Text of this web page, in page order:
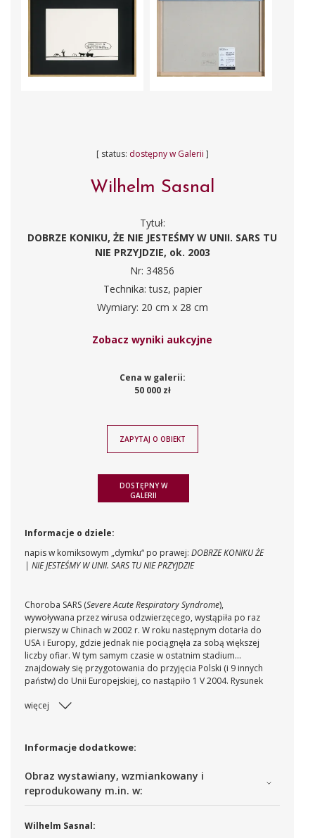
[ status: dostępny w Galerii ]
Wilhelm Sasnal
Tytuł:
DOBRZE KONIKU, ŻE NIE JESTEŚMY W UNII. SARS TU
NIE PRZYJDZIE, ok. 2003
Nr: 34856
Technika: tusz, papier
Wymiary: 20 cm x 28 cm
Zobacz wyniki aukcyjne
Cena w galerii:
50 000 zł
ZAPYTAJ O OBIEKT
DOSTĘPNY W
GALERII
Informacje o dziele:
napis w komiksowym „dymku“ po prawej: DOBRZE KONIKU ŻE
| NIE JESTEŚMY W UNII. SARS TU NIE PRZYJDZIE
Choroba SARS (Severe Acute Respiratory Syndrome),
wywoływana przez wirusa odzwierzęcego, wystąpiła po raz
pierwszy w Chinach w 2002 r. W roku następnym dotarła do
USA i Europy, gdzie jednak nie pociągnęła za sobą większej
liczby ofiar. W tym samym czasie w ostatnim stadium
znajdowały się przygotowania do przyjęcia Polski (i 9 innych
państw) do Unii Europejskiej, co nastąpiło 1 V 2004. Rysunek
kondycji cywilizacyjnej kraju w tym przełomowym czasie.
więcej
Informacje dodatkowe:
Obraz wystawiany, wzmiankowany i
reprodukowany m.in. w:
Wilhelm Sasnal: